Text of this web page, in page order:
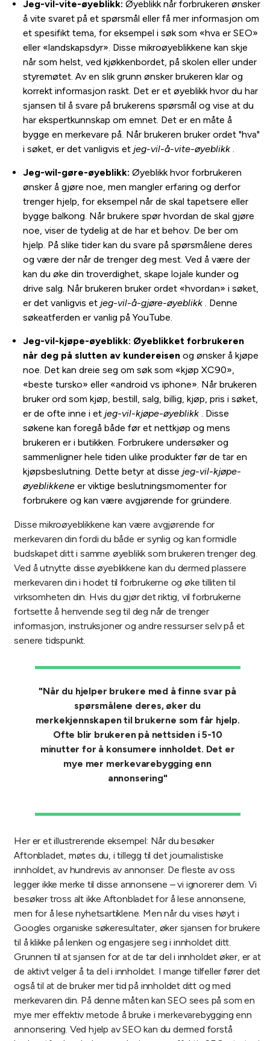
Jeg-vil-vite-øyeblikk: Øyeblikk når forbrukeren ønsker
å vite svaret på et spørsmål eller få mer informasjon om
et spesifikt tema, for eksempel i søk som «hva er SEO»
eller «landskapsdyr». Disse mikroøyeblikkene kan skje
når som helst, ved kjøkkenbordet, på skolen eller under
styremøtet. Av en slik grunn ønsker brukeren klar og
korrekt informasjon raskt. Det er et øyeblikk hvor du har
sjansen til å svare på brukerens spørsmål og vise at du
har ekspertkunnskap om emnet. Det er en måte å
bygge en merkevare på. Når brukeren bruker ordet "hva"
i søket, er det vanligvis et jeg-vil-å-vite-øyeblikk .
Jeg-wil-gøre-øyeblikk: Øyeblikk hvor forbrukeren
ønsker å gjøre noe, men mangler erfaring og derfor
trenger hjelp, for eksempel når de skal tapetsere eller
bygge balkong. Når brukere spør hvordan de skal gjøre
noe, viser de tydelig at de har et behov. De ber om
hjelp. På slike tider kan du svare på spørsmålene deres
og være der når de trenger deg mest. Ved å være der
kan du øke din troverdighet, skape lojale kunder og
drive salg. Når brukeren bruker ordet «hvordan» i søket,
er det vanligvis et jeg-vil-å-gjøre-øyeblikk . Denne
søkeatferden er vanlig på YouTube.
Jeg-vil-kjøpe-øyeblikk: Øyeblikket forbrukeren
når deg på slutten av kundereisen og ønsker å kjøpe
noe. Det kan dreie seg om søk som «kjøp XC90»,
«beste tursko» eller «android vs iphone». Når brukeren
bruker ord som kjøp, bestill, salg, billig, kjøp, pris i søket,
er de ofte inne i et jeg-vil-kjøpe-øyeblikk . Disse
søkene kan foregå både før et nettkjøp og mens
brukeren er i butikken. Forbrukere undersøker og
sammenligner hele tiden ulike produkter før de tar en
kjøpsbeslutning. Dette betyr at disse jeg-vil-kjøpe-
øyeblikkene er viktige beslutningsmomenter for
forbrukere og kan være avgjørende for gründere.
Disse mikroøyeblikkene kan være avgjørende for
merkevaren din fordi du både er synlig og kan formidle
budskapet ditt i samme øyeblikk som brukeren trenger deg.
Ved å utnytte disse øyeblikkene kan du dermed plassere
merkevaren din i hodet til forbrukerne og øke tilliten til
virksomheten din. Hvis du gjør det riktig, vil forbrukerne
fortsette å henvende seg til deg når de trenger
informasjon, instruksjoner og andre ressurser selv på et
senere tidspunkt.
"Når du hjelper brukere med å finne svar på
spørsmålene deres, øker du
merkekjennskapen til brukerne som får hjelp.
Ofte blir brukeren på nettsiden i 5-10
minutter for å konsumere innholdet. Det er
mye mer merkevarebygging enn
annonsering"
Her er et illustrerende eksempel: Når du besøker
Aftonbladet, møtes du, i tillegg til det journalistiske
innholdet, av hundrevis av annonser. De fleste av oss
legger ikke merke til disse annonsene –vi ignorerer dem. Vi
besøker tross alt ikke Aftonbladet for å lese annonsene,
men for å lese nyhetsartiklene. Men når du vises høyt i
Googles organiske søkeresultater, øker sjansen for brukere
til å klikke på lenken og engasjere seg i innholdet ditt.
Grunnen til at sjansen for at de tar del i innholdet øker, er at
de aktivt velger å ta del i innholdet. I mange tilfeller fører det
også til at de bruker mer tid på innholdet ditt og med
merkevaren din. På denne måten kan SEO sees på som en
mye mer effektiv metode å bruke i merkevarebygging enn
annonsering. Ved hjelp av SEO kan du dermed forstå